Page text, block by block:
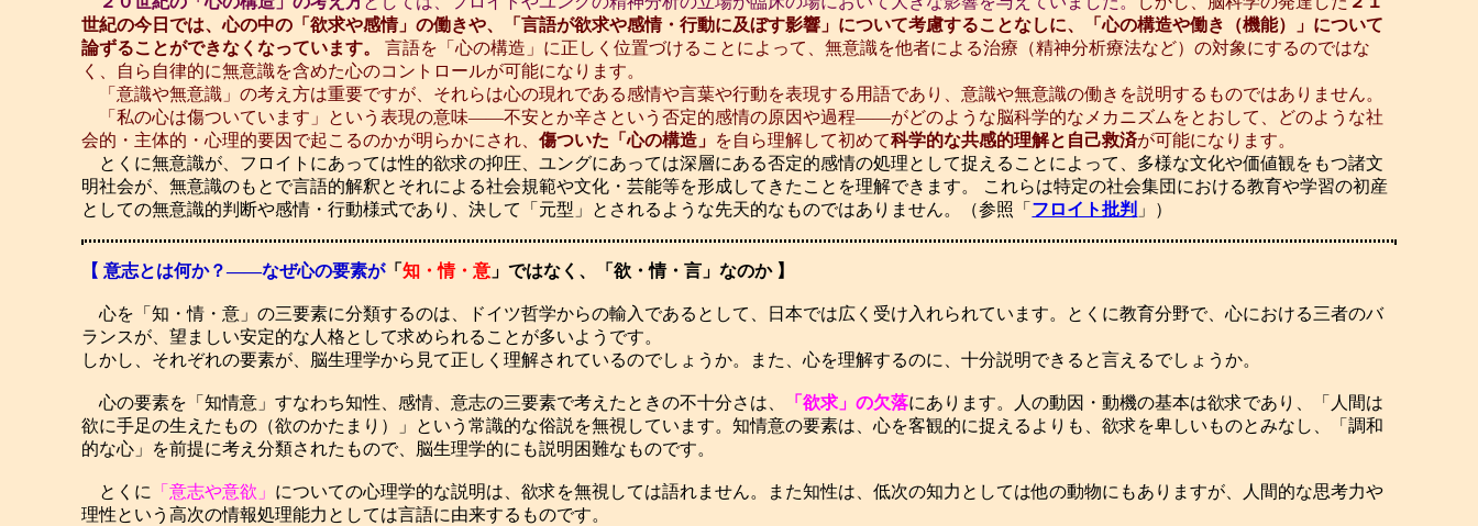
世紀の今日では、心の中の「欲求や感情」の働きや、「言語が欲求や感情・行動に及ぼす影響」について考慮することなしに、「心の構造や働き（機能）」について
論ずることができなくなっています。
言語を「心の構造」に正しく位置づけることによって、無意識を他者による治療（精神分析療法など）の対象にするのではな
く、自ら自律的に無意識を含めた心のコントロールが可能になります。
「意識や無意識」の考え方は重要ですが、それらは心の現れである感情や言葉や行動を表現する用語であり、意識や無意識の働きを説明するものではありません。
「私の心は傷ついています」という表現の意味――不安とか辛さという否定的感情の原因や過程――がどのような脳科学的なメカニズムをとおして、どのような社
会的・主体的・心理的要因で起こるのかが明らかにされ、傷ついた「心の構造」 を自ら理解して初めて科学的な共感的理解と自己救済が可能になります。
とくに無意識が、フロイトにあっては性的欲求の抑圧、ユングにあっては深層にある否定的感情の処理として捉えることによって、多様な文化や価値観をもつ諸文
明社会が、無意識のもとで言語的解釈とそれによる社会規範や文化・芸能等を形成してきたことを理解できます。 これらは特定の社会集団における教育や学習の初産
としての無意識的判断や感情・行動様式であり、決して「元型」とされるような先天的なものではありません。（参照「 フロイト批判 」）
【 意志とは何か？――なぜ心の要素が「知・情・意 」ではなく、「欲・情・言」なのか 】
心を「知・情・意」の三要素に分類するのは、ドイツ哲学からの輸入であるとして、日本では広く受け入れられています。とくに教育分野で、心における三者のバ
ランスが、望ましい安定的な人格として求められることが多いようです。
しかし、それぞれの要素が、脳生理学から見て正しく理解されているのでしょうか。また、心を理解するのに、十分説明できると言えるでしょうか。
心の要素を「知情意」すなわち知性、感情、意志の三要素で考えたときの不十分さは、 「欲求」の欠落にあります。人の動因・動機の基本は欲求であり、「人間は
欲に手足の生えたもの（欲のかたまり）」という常識的な俗説を無視しています。知情意の要素は、心を客観的に捉えるよりも、欲求を卑しいものとみなし、「調和
的な心」を前提に考え分類されたもので、脳生理学的にも説明困難なものです。
とくに 「意志や意欲」 についての心理学的な説明は、欲求を無視しては語れません。また知性は、低次の知力としては他の動物にもありますが、人間的な思考力や
理性という高次の情報処理能力としては言語に由来するものです。